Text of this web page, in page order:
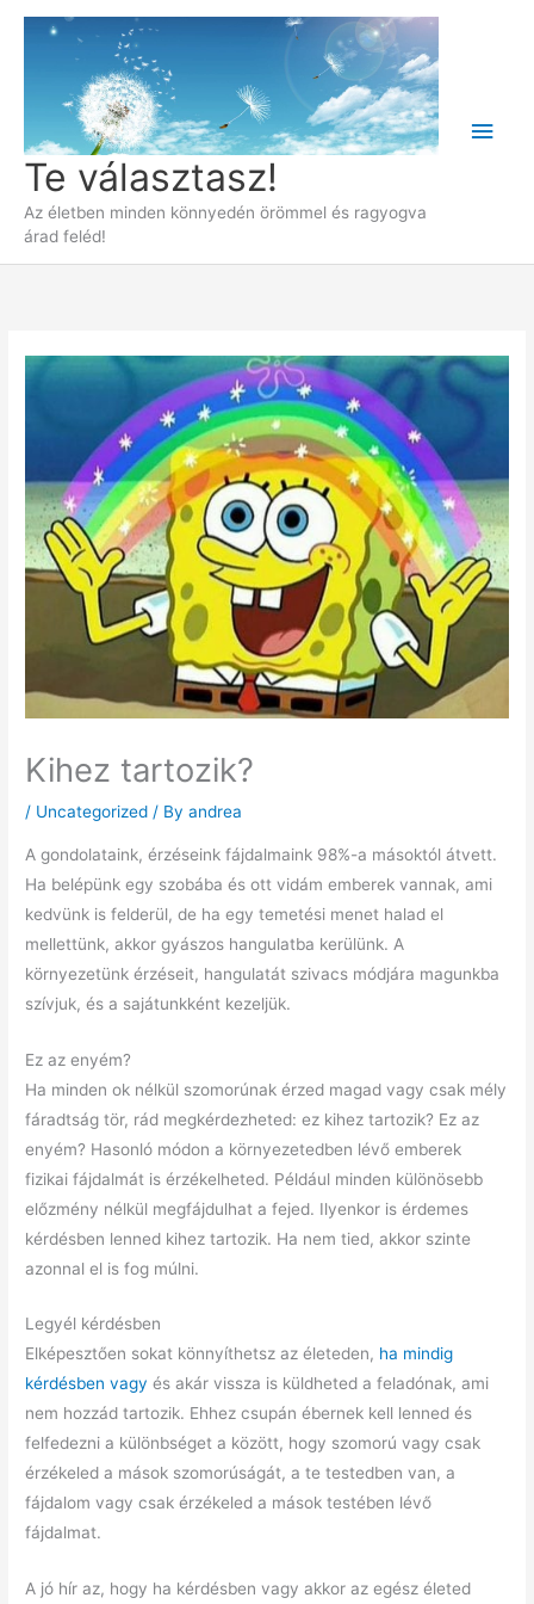
Skip
Te választasz!
Az életben minden könnyedén örömmel és ragyogva
árad feléd!
Main
Kihez tartozik?
/ Uncategorized / Byandrea
A gondolataink, érzéseink fájdalmaink 98%-a másoktól átvett.
Ha belépünk egy szobába és ott vidám emberek vannak, ami
kedvünk is felderül, de ha egy temetési menet halad el
mellettünk, akkor gyászos hangulatba kerülünk. A
környezetünk érzéseit, hangulatát szivacs módjára magunkba
szívjuk, és a sajátunkként kezeljük.
Ez az enyém?
Ha minden ok nélkül szomorúnak érzed magad vagy csak mély
fáradtság tör, rád megkérdezheted: ez kihez tartozik? Ez az
enyém? Hasonló módon a környezetedben lévő emberek
fizikai fájdalmát is érzékelheted. Például minden különösebb
előzmény nélkül megfájdulhat a fejed. Ilyenkor is érdemes
kérdésben lenned kihez tartozik. Ha nem tied, akkor szinte
azonnal el is fog múlni.
Legyél kérdésben
Elképesztően sokat könnyíthetsz az életeden, ha mindig
kérdésben vagy és akár vissza is küldheted a feladónak, ami
nem hozzád tartozik. Ehhez csupán ébernek kell lenned és
felfedezni a különbséget a között, hogy szomorú vagy csak
érzékeled a mások szomorúságát, a te testedben van, a
fájdalom vagy csak érzékeled a mások testében lévő
fájdalmat.
A jó hír az, hogy ha kérdésben vagy akkor az egész életed